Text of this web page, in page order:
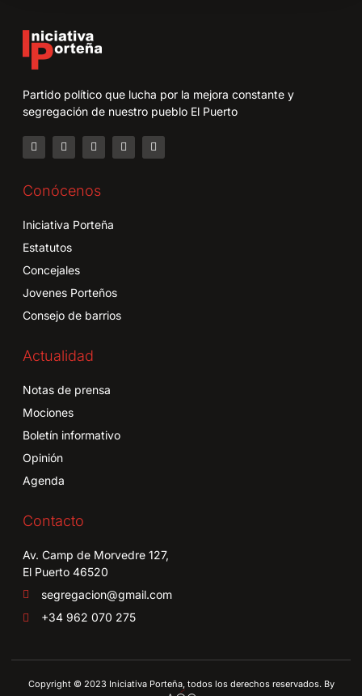
Partido político que lucha por la mejora constante y
segregación de nuestro pueblo El Puerto
Conócenos
Iniciativa Porteña
Estatutos
Concejales
Jovenes Porteños
Consejo de barrios
Actualidad
Notas de prensa
Mociones
Boletín informativo
Opinión
Agenda
Contacto
Av. Camp de Morvedre 127,
El Puerto 46520
segregacion@gmail.com
+34 962 070 275
Copyright © 2023 Iniciativa Porteña, todos los derechos reservados. By